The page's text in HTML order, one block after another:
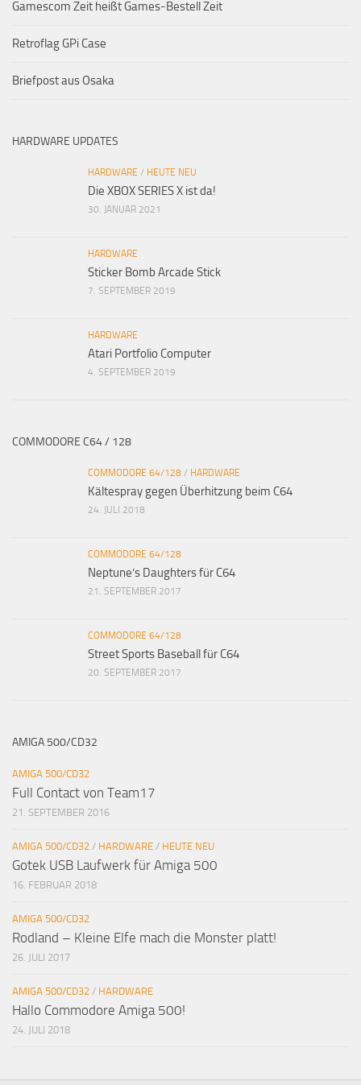
Gamescom Zeit heißt Games-Bestell Zeit
Retroflag GPi Case
Briefpost aus Osaka
HARDWARE UPDATES
HARDWARE / HEUTE NEU
Die XBOX SERIES X ist da!
30. JANUAR 2021
HARDWARE
Sticker Bomb Arcade Stick
7. SEPTEMBER 2019
HARDWARE
Atari Portfolio Computer
4. SEPTEMBER 2019
COMMODORE C64 / 128
COMMODORE 64/128 / HARDWARE
Kältespray gegen Überhitzung beim C64
24. JULI 2018
COMMODORE 64/128
Neptune’s Daughters für C64
21. SEPTEMBER 2017
COMMODORE 64/128
Street Sports Baseball für C64
20. SEPTEMBER 2017
AMIGA 500/CD32
AMIGA 500/CD32
Full Contact von Team17
21. SEPTEMBER 2016
AMIGA 500/CD32 / HARDWARE / HEUTE NEU
Gotek USB Laufwerk für Amiga 500
16. FEBRUAR 2018
AMIGA 500/CD32
Rodland – Kleine Elfe mach die Monster platt!
26. JULI 2017
AMIGA 500/CD32 / HARDWARE
Hallo Commodore Amiga 500!
24. JULI 2018